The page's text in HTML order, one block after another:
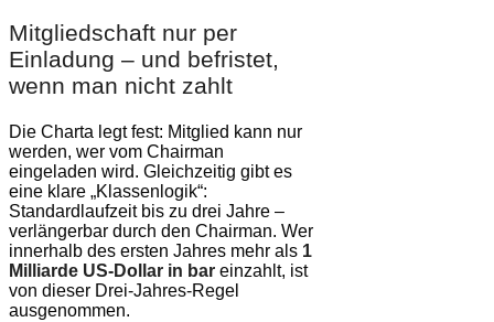
Mitgliedschaft nur per
Einladung – und befristet,
wenn man nicht zahlt
Die Charta legt fest: Mitglied kann nur
werden, wer vom Chairman
eingeladen wird. Gleichzeitig gibt es
eine klare „Klassenlogik“:
Standardlaufzeit bis zu drei Jahre –
verlängerbar durch den Chairman. Wer
innerhalb des ersten Jahres mehr als 1
Milliarde US-Dollar in bar einzahlt, ist
von dieser Drei-Jahres-Regel
ausgenommen.